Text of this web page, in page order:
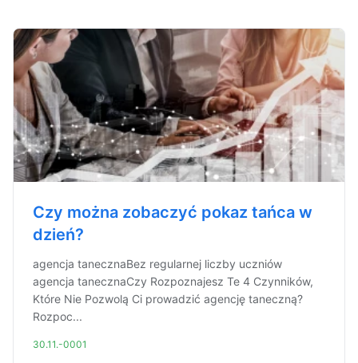
Czy można zobaczyć pokaz tańca w
dzień?
agencja tanecznaBez regularnej liczby uczniów
agencja tanecznaCzy Rozpoznajesz Te 4 Czynników,
Które Nie Pozwolą Ci prowadzić agencję taneczną?
Rozpoc...
30.11.-0001